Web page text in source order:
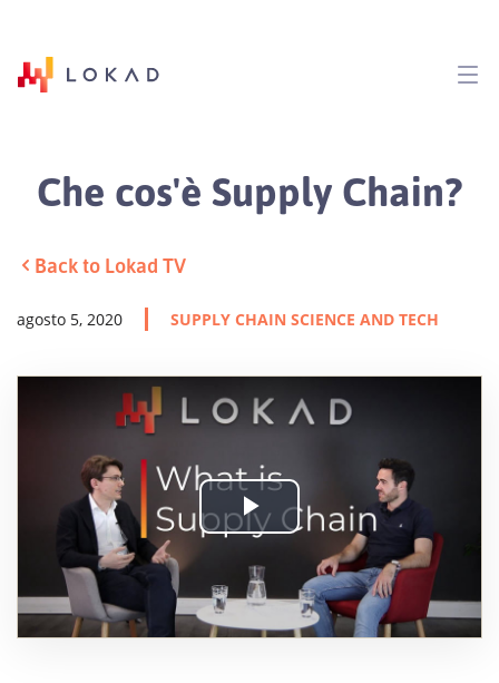
Che cos'è Supply Chain?
Back to Lokad TV
agosto 5, 2020 SUPPLY CHAIN SCIENCE AND TECH
Play
Video